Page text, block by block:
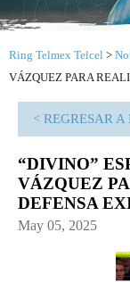
Ring Telmex Telcel >
VÁZQUEZ PARA
< REGRESAR
“DIVINO”
VÁZQUEZ
DEFENSA
May 05, 2025